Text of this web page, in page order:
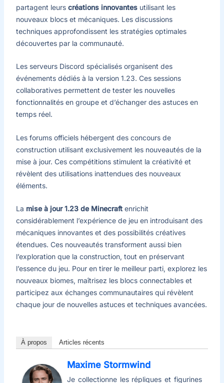
partagent leurs créations innovantesutilisant les
nouveaux blocs et mécaniques. Les discussions
techniques approfondissent les stratégies optimales
découvertes par la communauté.
Les serveurs Discord spécialisés organisent des
événements dédiés à la version 1.23. Ces sessions
collaboratives permettent de tester les nouvelles
fonctionnalités en groupe et d’échanger des astuces en
temps réel.
Les forums officiels hébergent des concours de
construction utilisant exclusivement les nouveautés de la
mise à jour. Ces compétitions stimulent la créativité et
révèlent des utilisations inattendues des nouveaux
éléments.
La mise à jour 1.23 de Minecraftenrichit
considérablement l’expérience de jeu en introduisant des
mécaniques innovantes et des possibilités créatives
étendues. Ces nouveautés transforment aussi bien
l’exploration que la construction, tout en préservant
l’essence du jeu. Pour en tirer le meilleur parti, explorez les
nouveaux biomes, maîtrisez les blocs connectables et
participez aux échanges communautaires qui révèlent
chaque jour de nouvelles astuces et techniques avancées.
À propos Articles récents
Maxime Stormwind
Je collectionne les répliques et figurines